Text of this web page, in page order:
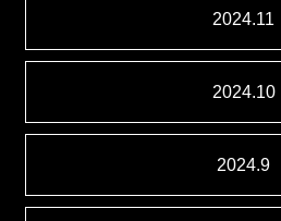
2024.11
2024.10
2024.9